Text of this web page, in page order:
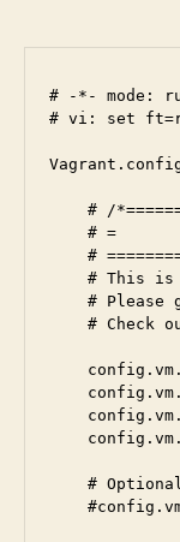
# -*- mode:
# vi: set
# /
# =
#
# This is
# Please
# Check
#